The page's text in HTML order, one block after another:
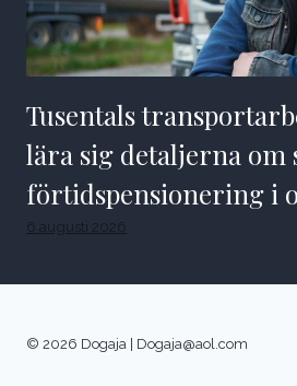
Tusentals
lära sig detaljerna om
förtidspensionering i
6 augusti 2026
© 2026 Dogaja | Dogaja@aol.com